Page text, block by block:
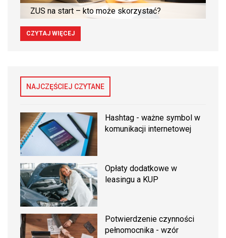
ZUS na start – kto może skorzystać?
CZYTAJ WIĘCEJ
NAJCZĘŚCIEJ CZYTANE
Hashtag - ważne symbol w
komunikacji internetowej
Opłaty dodatkowe w
leasingu a KUP
Potwierdzenie czynności
pełnomocnika - wzór